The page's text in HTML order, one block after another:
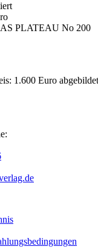
PLATEAU No 200
1.600 Euro